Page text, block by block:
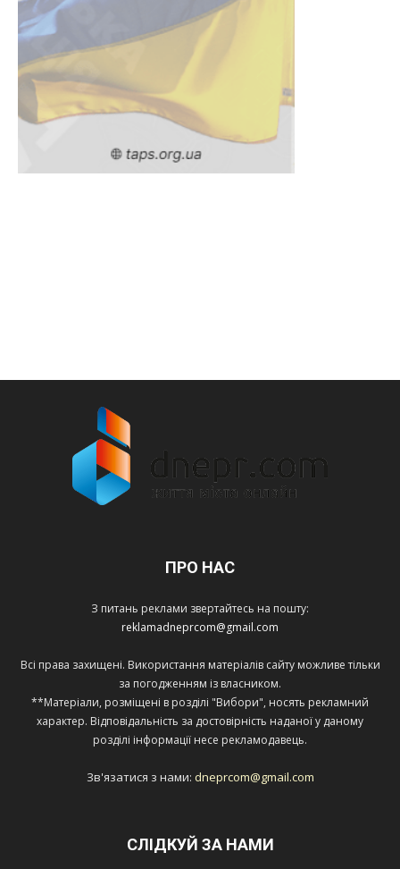
ПРО НАС
З питань реклами звертайтесь на пошту:
reklamadneprcom@gmail.com
Всі права захищені. Використання матеріалів сайту можливе тільки
за погодженням із власником.
**Матеріали, розміщені в розділі "Вибори", носять рекламний
характер. Відповідальність за достовірність наданої у даному
розділі інформації несе рекламодавець.
Зв'язатися з нами: dneprcom@gmail.com
СЛІДКУЙ ЗА НАМИ